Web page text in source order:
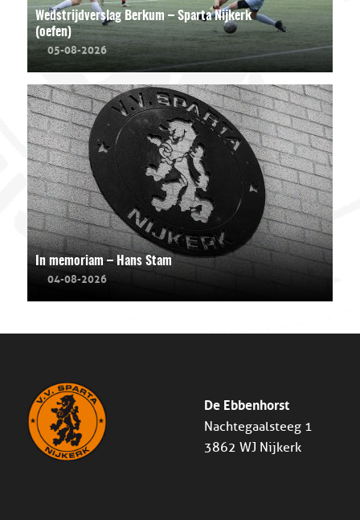
Wedstrijdverslag Berkum – Sparta Nijkerk
(oefen)
05-08-2026
In memoriam – Hans Stam
04-08-2026
De Ebbenhorst
Nachtegaalsteeg 1
3862 WJ Nijkerk